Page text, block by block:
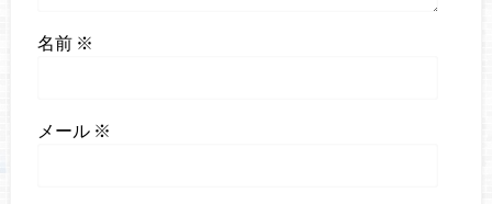
名前 ※
メール ※